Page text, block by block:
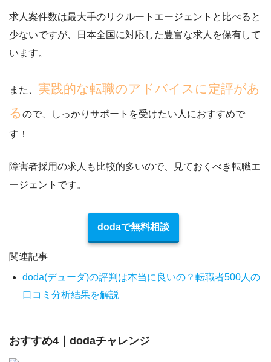
求人案件数は最大手のリクルートエージェントと比べると
少ないですが、日本全国に対応した豊富な求人を保有して
います。
また、 実践的な転職のアドバイスに定評があ
るので、しっかりサポートを受けたい人におすすめで
す！
障害者採用の求人も比較的多いので、見ておくべき転職エ
ージェント です。
dodaで無料相談
関連記事
doda(デューダ)の評判は本当に良いの？転職者500人の
口コミ分析結果を解説
おすすめ4｜dodaチャレンジ